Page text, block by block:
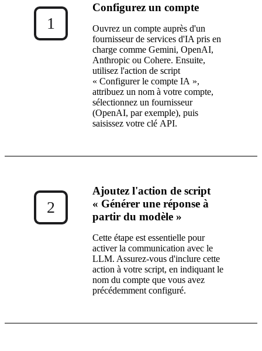
1
Configurez un compte
Ouvrez un compte auprès d'un
fournisseur de services d'IA pris en
charge comme Gemini, OpenAI,
Anthropic ou Cohere. Ensuite,
utilisez l'action de script
« Configurer le compte IA »,
attribuez un nom à votre compte,
sélectionnez un fournisseur
(OpenAI, par exemple), puis
saisissez votre clé API.
2
Ajoutez l'action de script
« Générer une réponse à
partir du modèle »
Cette étape est essentielle pour
activer la communication avec le
LLM. Assurez-vous d'inclure cette
action à votre script, en indiquant le
nom du compte que vous avez
précédemment configuré.